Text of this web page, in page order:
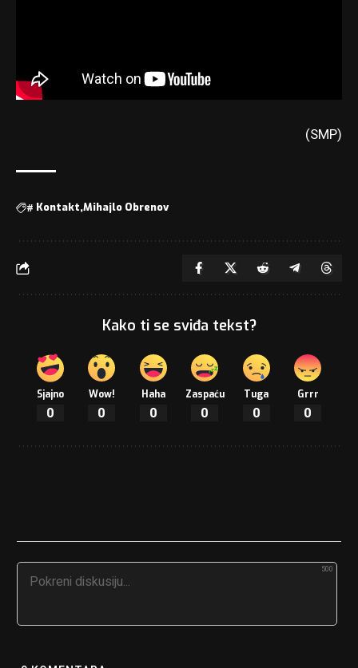
(SMP)
# Kontakt Mihajlo Obrenov
Kako ti se sviđa tekst?
Sjajno
0
Wow!
0
Haha
0
Zaspaću
0
Tuga
0
Grrr
0
500